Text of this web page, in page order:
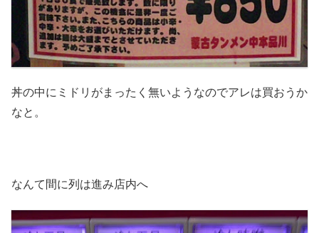
丼の中にミドリがまったく無いようなのでアレは買おうか
なと。
なんて間に列は進み店内へ